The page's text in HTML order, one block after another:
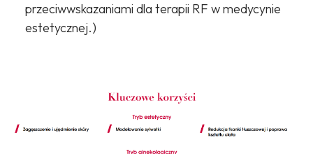
przeciwwskazaniami dla terapii RF w medycynie
estetycznej.)